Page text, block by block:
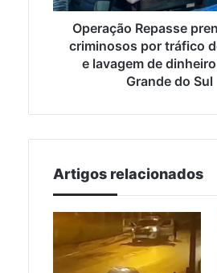
drogas
lavagem
do
Operação Repasse
criminosos por tráfico
e lavagem de
Grande do Sul
Artigos relacionados
profissionais
Turisvales 2026 recebe
1200 profissionais do
de
das